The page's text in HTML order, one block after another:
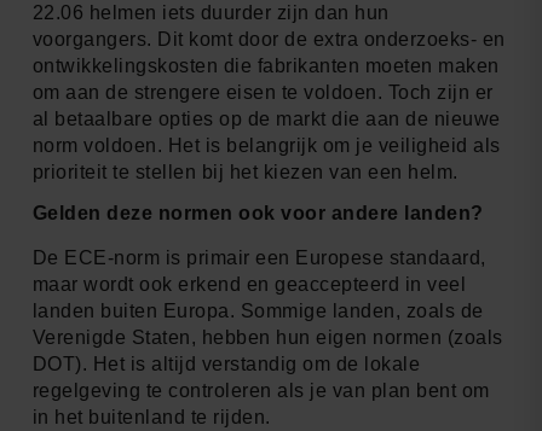
22.06 helmen iets duurder zijn dan hun
voorgangers. Dit komt door de extra onderzoeks- en
ontwikkelingskosten die fabrikanten moeten maken
om aan de strengere eisen te voldoen. Toch zijn er
al betaalbare opties op de markt die aan de nieuwe
norm voldoen. Het is belangrijk om je veiligheid als
prioriteit te stellen bij het kiezen van een helm.
Gelden deze normen ook voor andere landen?
De ECE-norm is primair een Europese standaard,
maar wordt ook erkend en geaccepteerd in veel
landen buiten Europa. Sommige landen, zoals de
Verenigde Staten, hebben hun eigen normen (zoals
DOT). Het is altijd verstandig om de lokale
regelgeving te controleren als je van plan bent om
in het buitenland te rijden.